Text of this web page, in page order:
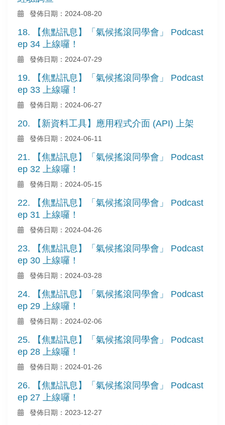
發佈日期：2024-08-20
18. 【焦點訊息】「氣候搖滾同學會」 Podcast
ep 34 上線囉！
發佈日期：2024-07-29
19. 【焦點訊息】「氣候搖滾同學會」 Podcast
ep 33 上線囉！
發佈日期：2024-06-27
20. 【新資料工具】應用程式介面 (API) 上架
發佈日期：2024-06-11
21. 【焦點訊息】「氣候搖滾同學會」 Podcast
ep 32 上線囉！
發佈日期：2024-05-15
22. 【焦點訊息】「氣候搖滾同學會」 Podcast
ep 31 上線囉！
發佈日期：2024-04-26
23. 【焦點訊息】「氣候搖滾同學會」 Podcast
ep 30 上線囉！
發佈日期：2024-03-28
24. 【焦點訊息】「氣候搖滾同學會」 Podcast
ep 29 上線囉！
發佈日期：2024-02-06
25. 【焦點訊息】「氣候搖滾同學會」 Podcast
ep 28 上線囉！
發佈日期：2024-01-26
26. 【焦點訊息】「氣候搖滾同學會」 Podcast
ep 27 上線囉！
發佈日期：2023-12-27